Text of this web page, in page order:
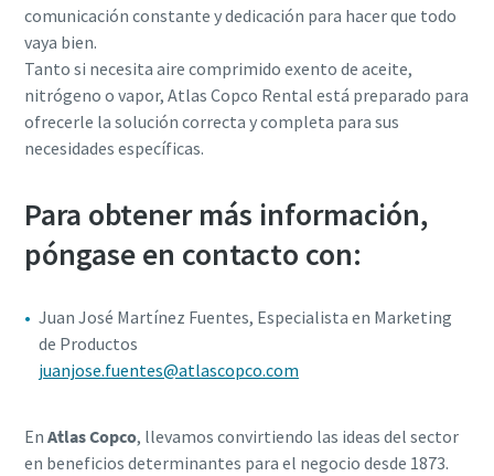
comunicación constante y dedicación para hacer que todo
vaya bien.
Tanto si necesita aire comprimido exento de aceite,
nitrógeno o vapor, Atlas Copco Rental está preparado para
ofrecerle la solución correcta y completa para sus
necesidades específicas.
Para obtener más información,
póngase en contacto con:
Juan José Martínez Fuentes, Especialista en Marketing
de Productos
juanjose.fuentes@atlascopco.com
En Atlas Copco, llevamos convirtiendo las ideas del sector
en beneficios determinantes para el negocio desde 1873.